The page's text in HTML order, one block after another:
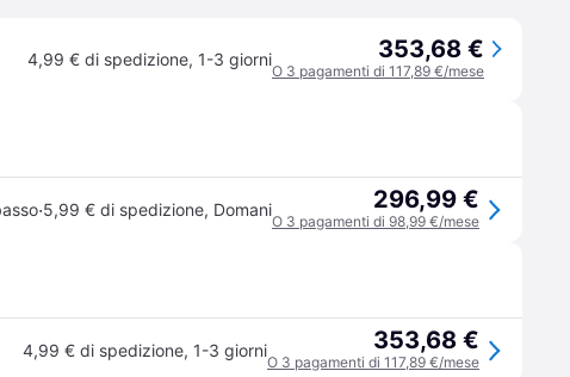
4,99 € di spedizione, 1-3 giorni 353,68 €
O 3 pagamenti di 117,89 €/mese
·5,99 € di spedizione, Domani 296,99 €
O 3 pagamenti di 98,99 €/mese
4,99 € di spedizione, 1-3 giorni 353,68 €
O 3 pagamenti di 117,89 €/mese